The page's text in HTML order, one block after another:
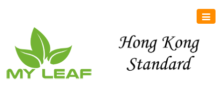
Toggle